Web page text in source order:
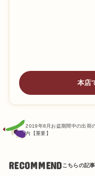
本店
2019年8月お盆期間中の出荷
内【重要】
RECOMMEND